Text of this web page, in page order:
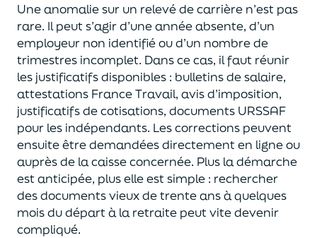
Une anomalie sur un relevé de carrière n’est pas
rare. Il peut s’agir d’une année absente, d’un
employeur non identifié ou d’un nombre de
trimestres incomplet. Dans ce cas, il faut réunir
les justificatifs disponibles : bulletins de salaire,
attestations France Travail, avis d’imposition,
justificatifs de cotisations, documents URSSAF
pour les indépendants. Les corrections peuvent
ensuite être demandées directement en ligne ou
auprès de la caisse concernée. Plus la démarche
est anticipée, plus elle est simple : rechercher
des documents vieux de trente ans à quelques
mois du départ à la retraite peut vite devenir
compliqué.